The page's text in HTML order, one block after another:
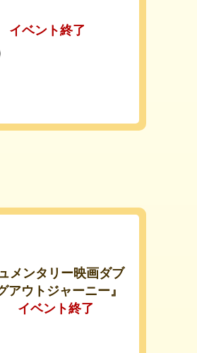
イベント終了
メンタリー映画ダブ
ウトジャーニー』
イベント終了